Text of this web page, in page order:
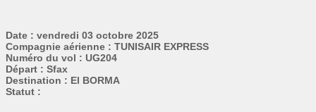
Date : vendredi 03 octobre 2025
Compagnie aérienne : TUNISAIR EXPRESS
Numéro du vol : UG204
Départ : Sfax
Destination : El BORMA
Statut :